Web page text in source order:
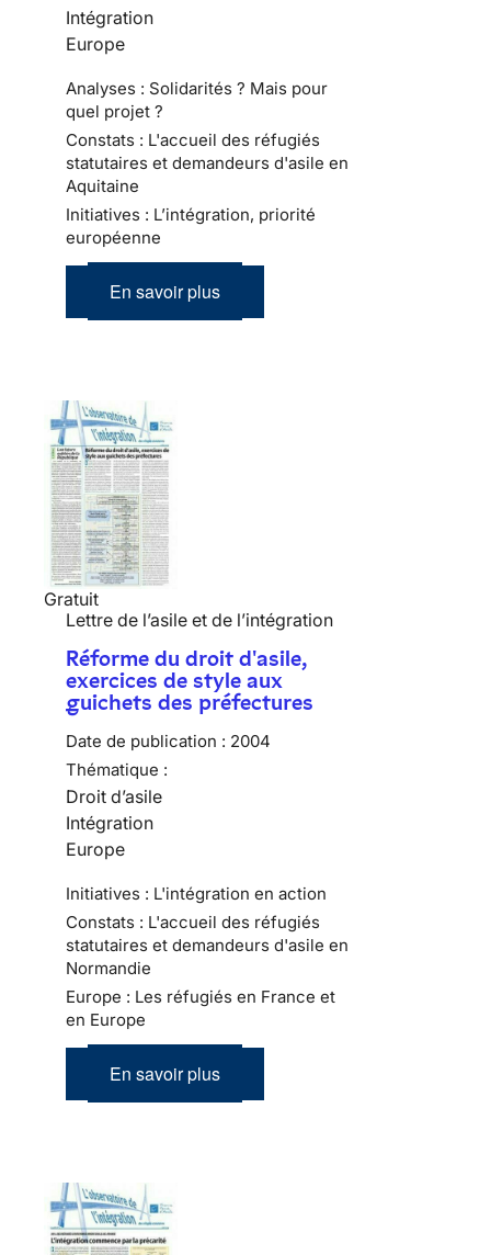
Intégration
Europe
Analyses : Solidarités ? Mais pour
quel projet ?
Constats : L'accueil des réfugiés
statutaires et demandeurs d'asile en
Aquitaine
Initiatives : L’intégration, priorité
européenne
En savoir plus
Gratuit
Lettre de l’asile et de l’intégration
Réforme du droit d'asile,
exercices de style aux
guichets des préfectures
Date de publication : 2004
Thématique :
Droit d’asile
Intégration
Europe
Initiatives : L'intégration en action
Constats : L'accueil des réfugiés
statutaires et demandeurs d'asile en
Normandie
Europe : Les réfugiés en France et
en Europe
En savoir plus